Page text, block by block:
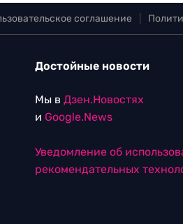
соглашение
Достойные новости
Мы в Дзен.Новостях
и Google.News
Уведомление об
рекомендательных